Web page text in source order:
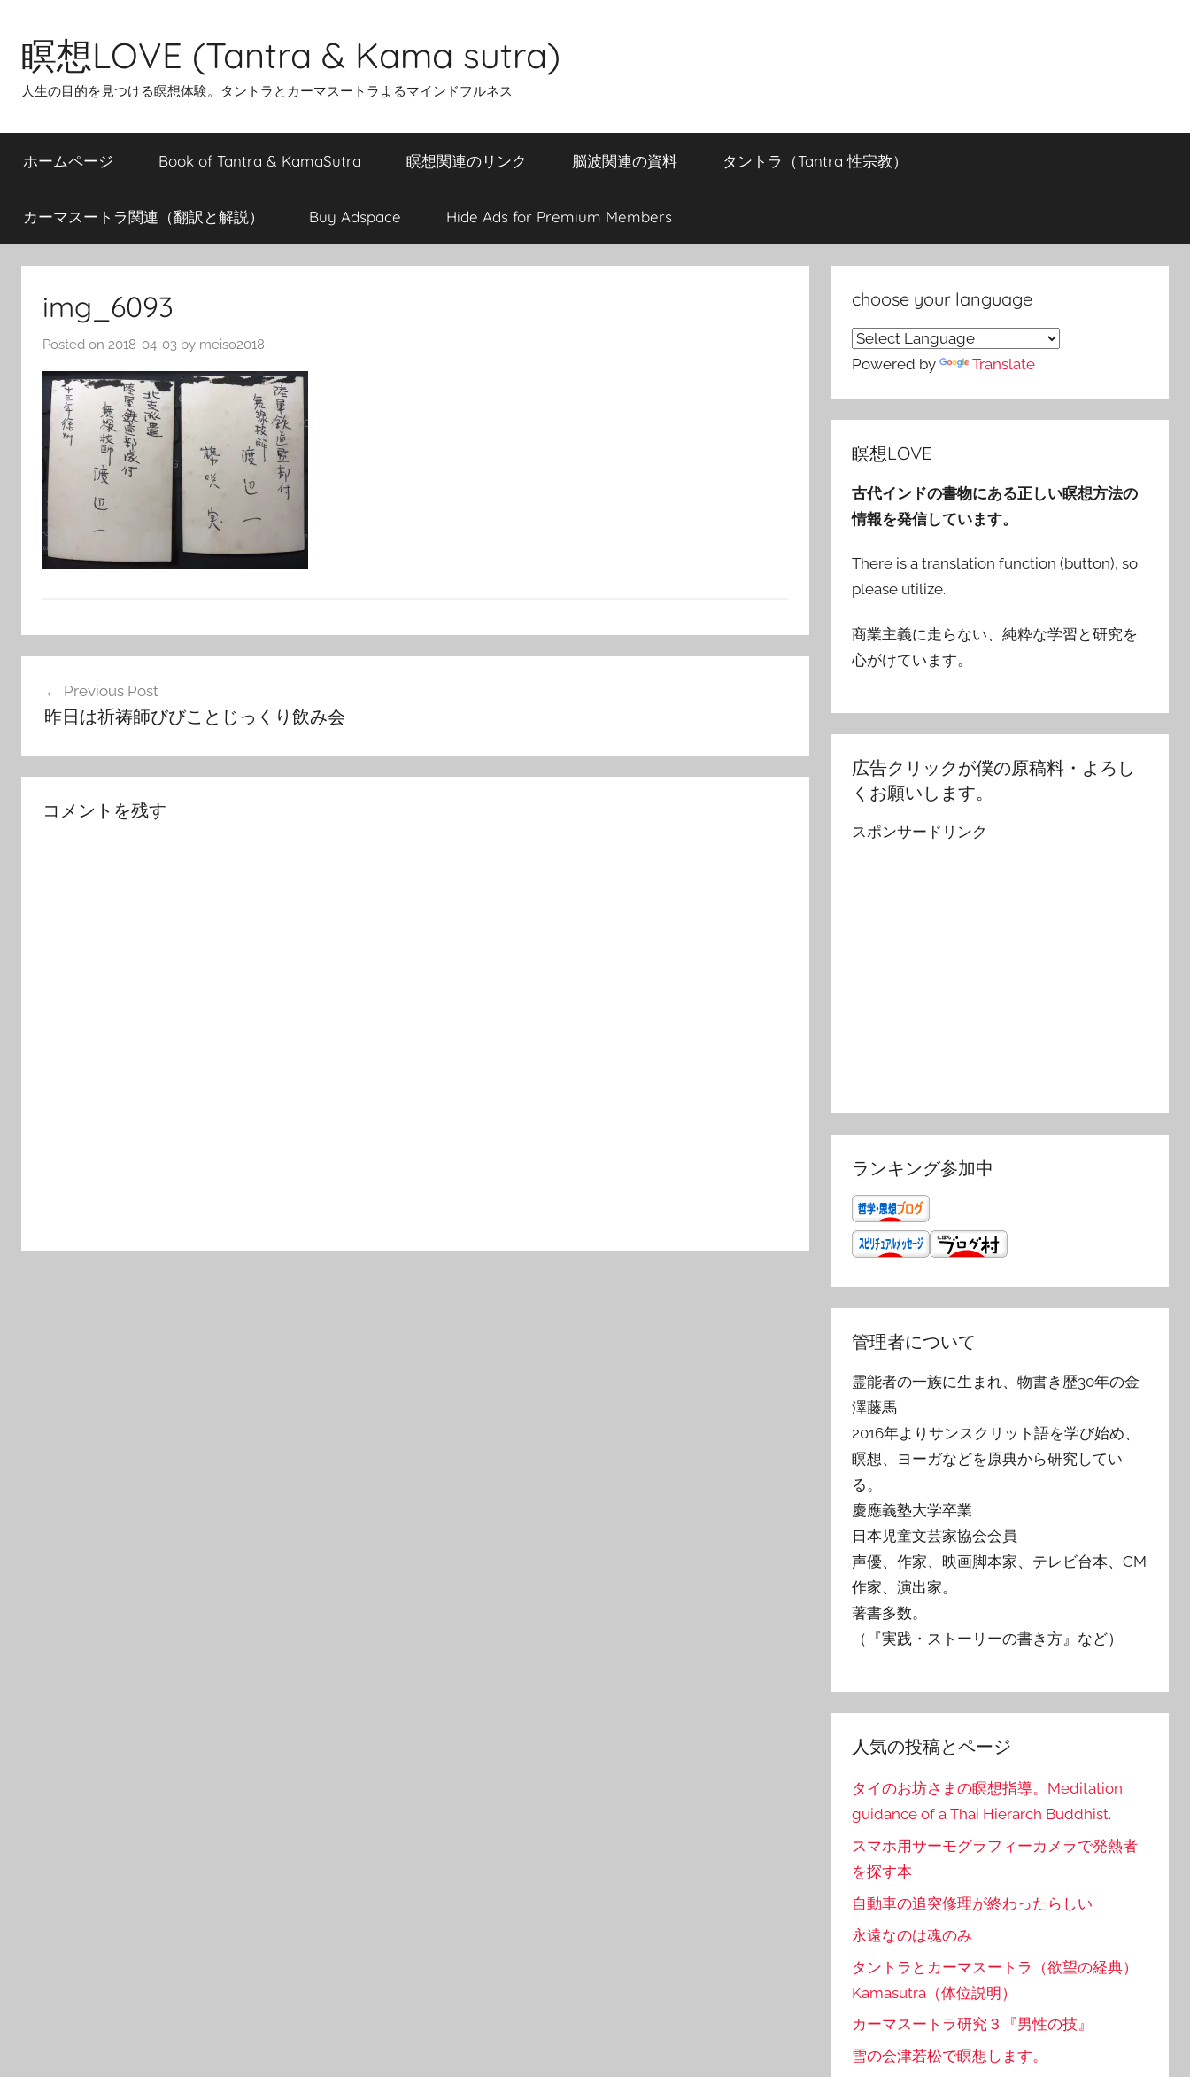
content
瞑想LOVE (Tantra & Kama sutra)
人生の目的を見つける瞑想体験。タントラとカーマスートラよるマインドフルネス
ホームページ Book of Tantra & KamaSutra 瞑想関連のリンク 脳波関連の資料 タントラ（Tantra 性宗教）
カーマスートラ関連（翻訳と解説） Buy Adspace Hide Ads for Premium Members
img_6093
Posted on 2018-04-03 by meiso2018
Previous Post
昨日は祈祷師びびことじっくり飲み会
コメントを残す
choose your language
Powered by Translate
瞑想LOVE
古代インドの書物にある正しい瞑想方法の
情報を発信しています。
There is a translation function (button), so
please utilize.
商業主義に走らない、純粋な学習と研究を
心がけています。
広告クリックが僕の原稿料・よろし
くお願いします。
スポンサードリンク
ランキング参加中
管理者について
霊能者の一族に生まれ、物書き歴30年の金
澤藤馬
2016年よりサンスクリット語を学び始め、
瞑想、ヨーガなどを原典から研究してい
る。
慶應義塾大学卒業
日本児童文芸家協会会員
声優、作家、映画脚本家、テレビ台本、CM
作家、演出家。
著書多数。
（『実践・ストーリーの書き方』など）
人気の投稿とページ
タイのお坊さまの瞑想指導。Meditation
guidance of a Thai Hierarch Buddhist.
スマホ用サーモグラフィーカメラで発熱者
を探す本
自動車の追突修理が終わったらしい
永遠なのは魂のみ
タントラとカーマスートラ（欲望の経典）
Kāmasūtra（体位説明）
カーマスートラ研究３『男性の技』
雪の会津若松で瞑想します。